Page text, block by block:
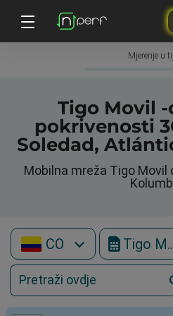
Mjerenje u
Tigo Movil
pokrivenosti
Soledad,
Mobilna mreža Tigo Movil
CO